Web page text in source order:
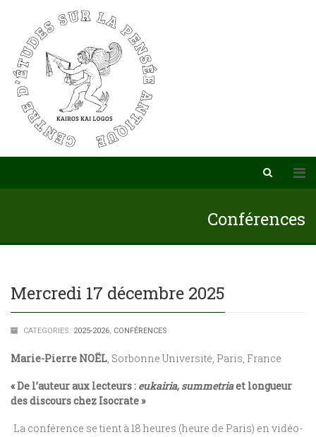
Conférences
Mercredi 17 décembre 2025
CATEGORIES: 2025-2026, CONFÉRENCES
Marie-Pierre NOËL, Sorbonne Université, Paris, France
« De l’auteur aux lecteurs: eukairia, summetriaet longueur
des discours chez Isocrate »
La conférence se tient à 18 heures (heure de Paris) en vidéo-